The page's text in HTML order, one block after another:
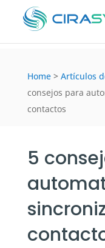
Home > Artículos
consejos para
contactos
5